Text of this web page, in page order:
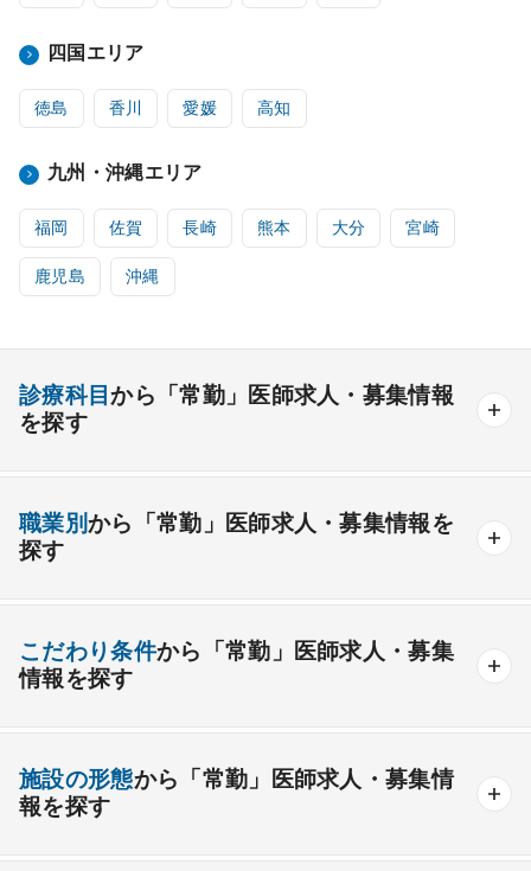
四国エリア
徳島 香川 愛媛 高知
九州・沖縄エリア
福岡 佐賀 長崎 熊本 大分 宮崎
鹿児島 沖縄
診療科目から「常勤」医師求人・募集情報
を探す
内科系
一般内科 呼吸器内科 消化器内科 循環器内科
老人内科 リウマチ内科 総合診療科
消化器外科
整形外科 形成外科 美容外科
職業別から「常勤」医師求人・募集情報を
探す
こだわり条件から「常勤」医師求人・募集
情報を探す
開業支援あり
施設の形態から「常勤」医師求人・募集情
報を探す